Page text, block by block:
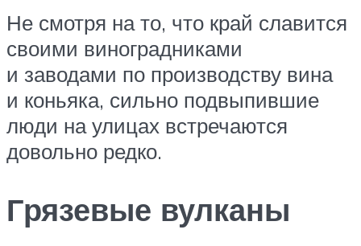
Не смотря на то, что край славится
своими виноградниками
и заводами по производству вина
и коньяка, сильно подвыпившие
люди на улицах встречаются
довольно редко.
Грязевые вулканы